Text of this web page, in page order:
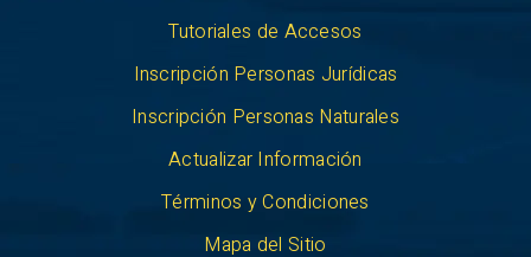
Tutoriales de Accesos
Inscripción Personas Jurídicas
Inscripción Personas Naturales
Actualizar Información
Términos y Condiciones
Mapa del Sitio